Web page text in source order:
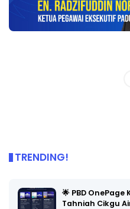
TRENDING!
🌟 PBD
Tahniah Cikgu